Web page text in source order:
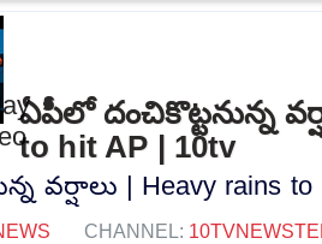
ఏపీలో దంచికొట్టనున్న
to hit AP | 10tv
వర్షాలు | Heavy rains to
CHANNEL: